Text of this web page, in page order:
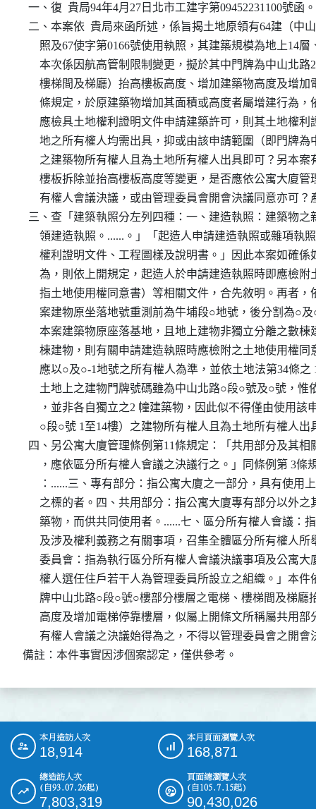
  一、復  貴局94年4月27日北市工建字第09452231100號函。
二、本案依  貴局來函所述，係旨揭土地原領有64建（中
照及67使字第0166號使用執照，其建築規模為地上14
本次係因航高管制限制變更，擬於其中門牌為中山北
樓梯間及梯廳）抬高樓板高度、增加建築物高度及增
條規定，於原建築物增加其面積或高度者屬增建行為
應檢具土地權利證明文件申請建築許可，則其土地權
地之所有權人均需出具，抑或由該申請範圍（即門牌
之建築物所有權人且為土地所有權人出具即可？另本
樓板拆除並抬高樓板高度等變更，是否應依公寓大廈
有權人會議決議，或由管理委員會開會決議同意亦可
三、查「建築執照分左列四種：一、建造執照：建築物
領建造執照。......。」「起造人申請建造執照或雜項
權利證明文件、工程圖樣及說明書。」因此本案如確
為，則依上開規定，起造人於申請建造執照時即應檢
指土地使用權同意書）等相關文件，合先敘明。再者
案建物原坐落地號重測前為牛埔段○地號，後分割為○
本案建築物原座落基地，且地上建物非獨立分離之數
棟建物，則有關申請建造執照時應檢附之土地使用權
應以○及○-1地號之所有權人為準，並依土地法第34條
土地上之建物門牌號碼雖為中山北路○段○號及○號，
，並非各自獨立之2 幢建築物，因此似不得僅由使用
○段○號 1至14樓）之建物所有權人且為土地所有權人
四、另公寓大廈管理條例第11條規定：「共用部分及其
，應依區分所有權人會議之決議行之。」同條例第 3
：......三、專有部分：指公寓大廈之一部分，具有使
之標的者。四、共用部分：指公寓大廈專有部分以外
築物，而供共同使用者。......七、區分所有權人會議
及涉及權利義務之有關事項，召集全體區分所有權人所
委員會：指為執行區分所有權人會議決議事項及公寓
權人選任住戶若干人為管理委員所設立之組織。」本
牌中山北路○段○號○樓部分樓層之電梯、樓梯間及梯
高度及增加電梯停靠樓層，似屬上開條文所稱屬共用
有權人會議之決議始得為之，不得以管理委員會之開
備註：本件事實因涉個案認定，僅供參考。
::: 本月造訪人次
18,914
本月頁面瀏覽人次
168,871
總造訪人次
(自93.07.26起)
7,803,319
頁面總瀏覽人次
(自105.7.15起)
90,430,026